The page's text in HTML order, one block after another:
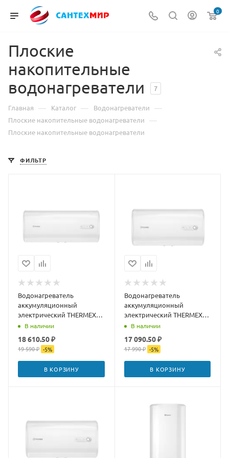
0
Плоские
накопительные
водонагреватели
7
Главная — Каталог — Водонагреватели —
Плоские накопительные водонагреватели —
Плоские накопительные водонагреватели
ФИЛЬТР
Водонагреватель
аккумуляционный
электрический THERMEX
Mirror 100 H
В наличии
18 610.50 ₽
19 590 ₽ -5%
В КОРЗИНУ
Водонагреватель
аккумуляционный
электрический THERMEX
Mirror 80 H
В наличии
17 090.50 ₽
17 990 ₽ -5%
В КОРЗИНУ